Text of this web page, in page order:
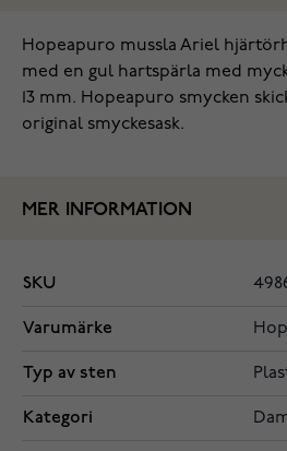
Hopeapuro mussla Ariel
med en gul hartspärla med
13 mm. Hopeapuro smycken
original smyckesask.
MER INFORMATION
SKU
Varumärke
Typ av sten
Kategori